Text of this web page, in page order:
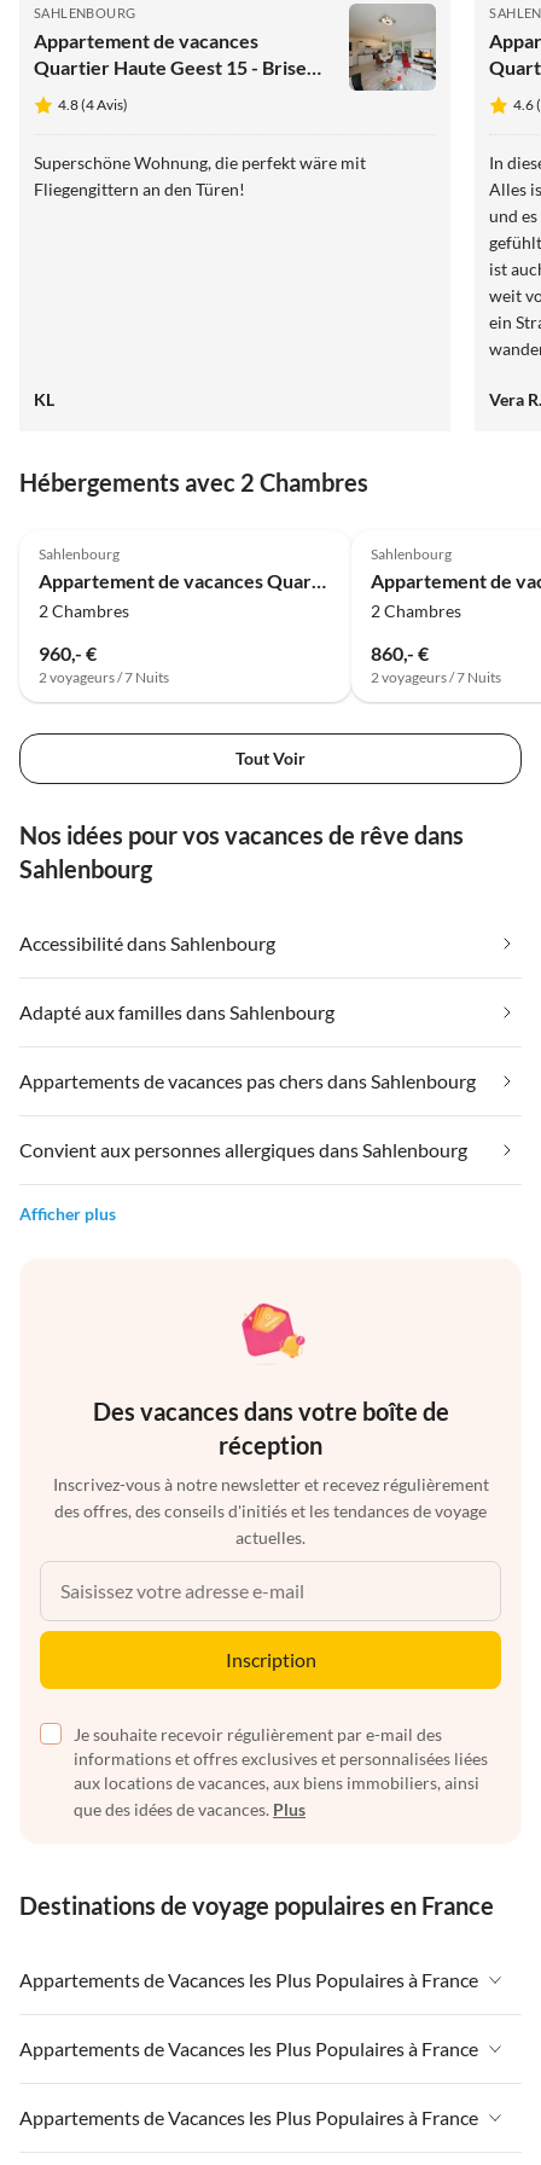
SAHLENBOURG
Appartement de vacances
Quartier Haute Geest 15 - Brise
de la Mer du Nord
4.8 (4 Avis)
Superschöne Wohnung, die perfekt wäre mit
Fliegengittern an den Türen!
KL
du4.6
In
Alles
und
ist
weit
ein
wandern, aber bei Regen ist das
Vera
Hébergements avec 2 Chambres
Sahlenbourg
Appartement de vacances Quartier Haute Geest 15 - Brise de la Mer du Nord
2 Chambres
960,- €
2 voyageurs / 7 Nuits
Sahlenbourg
2 Chambres
860,- €
2 voyageurs / 7 Nuits
Tout Voir
Nos idées pour vos vacances de rêve dans
Sahlenbourg
Accessibilité dans Sahlenbourg
Adapté aux familles dans Sahlenbourg
Appartements de vacances pas chers dans Sahlenbourg
Convient aux personnes allergiques dans Sahlenbourg
Afficher plus
Des vacances dans votre boîte de
réception
Inscrivez-vous à notre newsletter et recevez régulièrement
des offres, des conseils d'initiés et les tendances de voyage
actuelles.
Inscription
Je souhaite recevoir régulièrement par e-mail des
informations et offres exclusives et personnalisées liées
aux locations de vacances, aux biens immobiliers, ainsi
que des idées de vacances. Plus
Destinations de voyage populaires en France
Appartements de Vacances les Plus Populaires à France
Appartements de Vacances à France
Appartements de Vacances à Paris-Ile de France
Appartements de Vacances à Paris
Appartements de Vacances les Plus Populaires à France
Appartements de Vacances à France
Appartements de Vacances à Paris-Ile de France
Appartements de Vacances les Plus Populaires à France